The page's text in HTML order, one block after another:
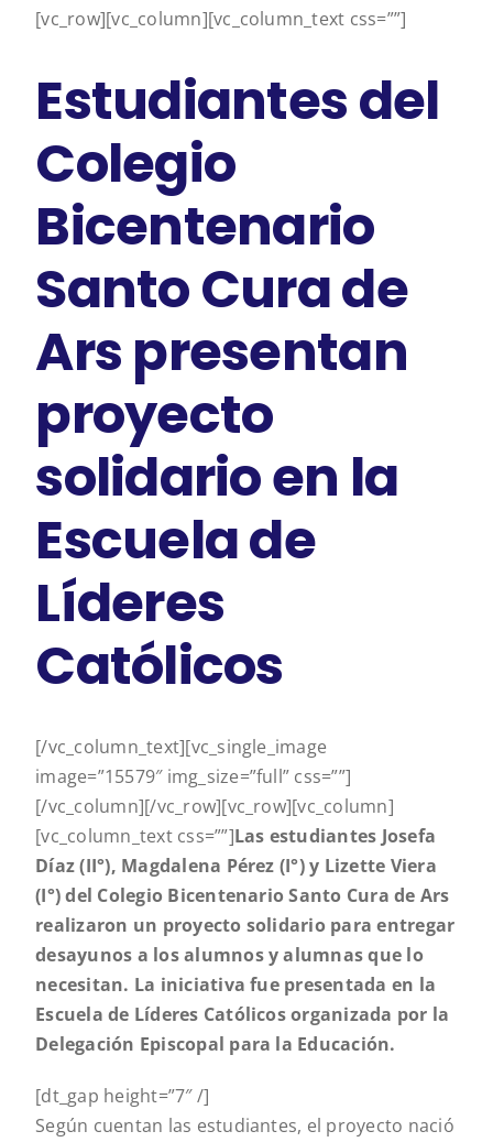
[vc_row][vc_column][vc_column_text css=””]
Estudiantes del
Colegio
Bicentenario
Santo Cura de
Ars presentan
proyecto
solidario en la
Escuela de
Líderes
Católicos
[/vc_column_text][vc_single_image
image=”15579″ img_size=”full” css=””]
[/vc_column][/vc_row][vc_row][vc_column]
[vc_column_text css=””]Las estudiantes Josefa
Díaz (II°), Magdalena Pérez (I°) y Lizette Viera
(I°) del Colegio Bicentenario Santo Cura de Ars
realizaron un proyecto solidario para entregar
desayunos a los alumnos y alumnas que lo
necesitan. La iniciativa fue presentada en la
Escuela de Líderes Católicos organizada por la
Delegación Episcopal para la Educación.
[dt_gap height=”7″ /]
Según cuentan las estudiantes, el proyecto nació